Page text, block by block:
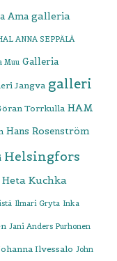
Ama galleria
ANNA SEPPÄLÄ
Muu Galleria
Jangva galleri
Torrkulla HAM
Hans Rosenström
Helsingfors
Heta Kuchka
Ilmari Gryta Inka
Jani Anders Purhonen
Ilvessalo John